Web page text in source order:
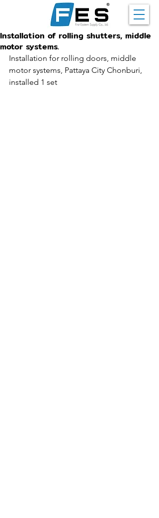
Installation of rolling shutters, middle
motor systems.
Installation for rolling doors, middle
motor systems, Pattaya City Chonburi,
installed 1 set